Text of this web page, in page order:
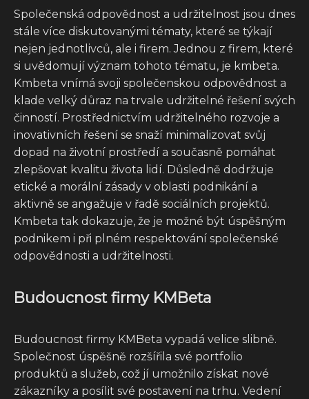
Společenská odpovědnost a udržitelnost jsou dnes
stále více diskutovanými tématy, které se týkají
nejen jednotlivců, ale i firem. Jednou z firem, které
si uvědomují význam tohoto tématu, je kmbeta.
Kmbeta vnímá svoji společenskou odpovědnost a
klade velký důraz na trvale udržitelné řešení svých
činností. Prostřednictvím udržitelného rozvoje a
inovativních řešení se snaží minimalizovat svůj
dopad na životní prostředí a současně pomáhat
zlepšovat kvalitu života lidí. Důsledně dodržuje
etické a morální zásady v oblasti podnikání a
aktivně se angažuje v řadě sociálních projektů.
Kmbeta tak dokazuje, že je možné být úspěšným
podnikem i při plném respektování společenské
odpovědnosti a udržitelnosti.
Budoucnost firmy KMBeta
Budoucnost firmy KMBeta vypadá velice slibně.
Společnost úspěšně rozšířila své portfolio
produktů a služeb, což jí umožnilo získat nové
zákazníky a posílit své postavení na trhu. Vedení